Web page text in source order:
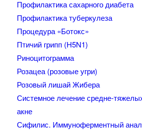
Профилактика сахарного диабета
Профилактика туберкулеза
Процедура «Ботокс»
Птичий грипп (H5N1)
Риноцитограмма
Розацеа (розовые угри)
Розовый лишай Жибера
Системное лечение средне-
акне
Сифилис. Иммуноферментный